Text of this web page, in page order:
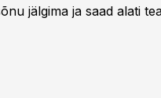
jälgima ja saad alati